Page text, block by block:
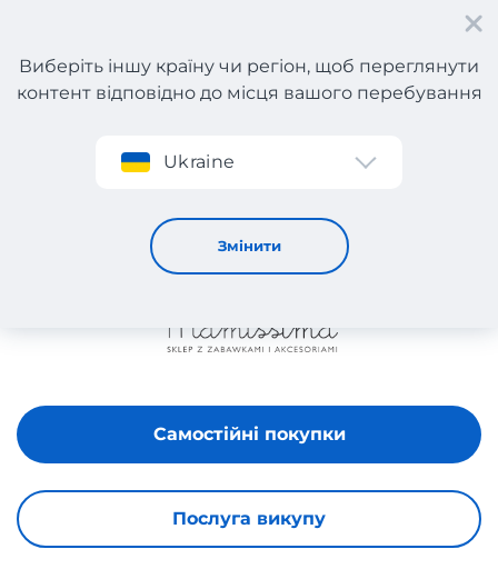
Реєстрація
Виберіть іншу країну чи регіон, щоб переглянути
контент відповідно до місця вашого перебування
Ukraine
Змінити
MAMISSIMA
Послуга викупу
Самостійні покупки